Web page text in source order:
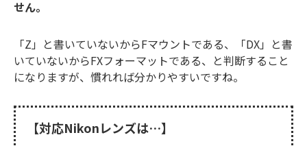
せん。
「Z」と書いていないからFマウントである、「DX」と書
いていないからFXフォーマットである、と判断すること
になりますが、慣れれば分かりやすいですね。
【対応Nikonレンズは…】